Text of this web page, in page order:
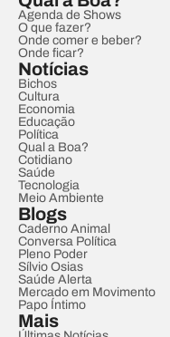
Agenda de Shows
O que fazer?
Onde comer e beber?
Onde ficar?
Notícias
Bichos
Cultura
Economia
Educação
Política
Qual a Boa?
Cotidiano
Saúde
Tecnologia
Meio Ambiente
Blogs
Caderno Animal
Conversa Política
Pleno Poder
Sílvio Osias
Saúde Alerta
Mercado em Movimento
Papo Íntimo
Mais